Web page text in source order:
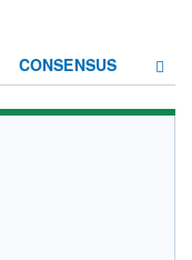
CONSENSUS